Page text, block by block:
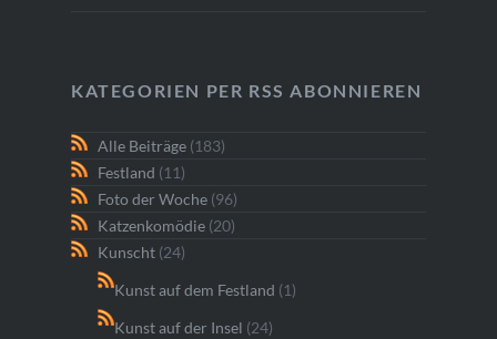
KATEGORIEN PER RSS ABONNIEREN
Alle Beiträge(183)
Festland (11)
Foto der Woche(96)
Katzenkomödie(20)
Kunscht(24)
Kunst auf dem Festland (1)
Kunst auf der Insel (24)